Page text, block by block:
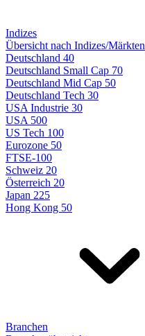
Indizes
Übersicht nach Indizes/Märkten
Deutschland 40
Deutschland Small Cap 70
Deutschland Mid Cap 50
Deutschland Tech 30
USA Industrie 30
USA 500
US Tech 100
Eurozone 50
FTSE-100
Schweiz 20
Österreich 20
Japan 225
Hong Kong 50
Branchen